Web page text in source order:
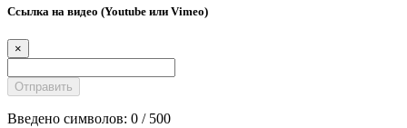
Ссылка на видео (Youtube или Vimeo)
×
Введено символов: 0 / 500